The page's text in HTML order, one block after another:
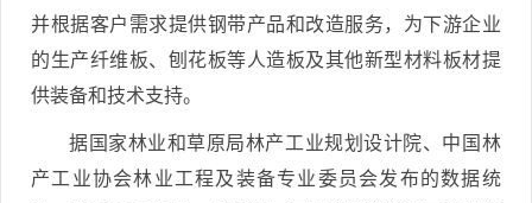
并根据客户需求提供钢带产品和改造服务，为下游企业
的生产纤维板、刨花板等人造板及其他新型材料板材提
供装备和技术支持。
据国家林业和草原局林产工业规划设计院、中国林
产工业协会林业工程及装备专业委员会发布的数据统